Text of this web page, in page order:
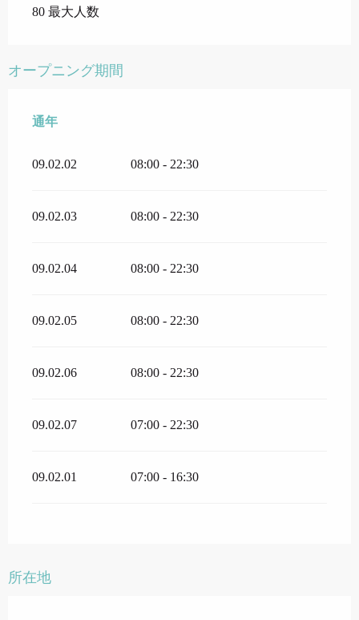
80 最大人数
オープニング期間
通年
通年
09.02.02 08:00 - 22:30
09.02.03 08:00 - 22:30
09.02.04 08:00 - 22:30
09.02.05 08:00 - 22:30
09.02.06 08:00 - 22:30
09.02.07 07:00 - 22:30
09.02.01 07:00 - 16:30
所在地